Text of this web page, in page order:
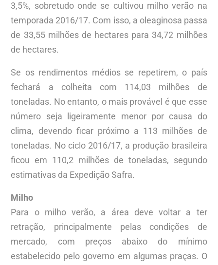
3,5%, sobretudo onde se cultivou milho verão na
temporada 2016/17. Com isso, a oleaginosa passa
de 33,55 milhões de hectares para 34,72 milhões
de hectares.
Se os rendimentos médios se repetirem, o país
fechará a colheita com 114,03 milhões de
toneladas. No entanto, o mais provável é que esse
número seja ligeiramente menor por causa do
clima, devendo ficar próximo a 113 milhões de
toneladas. No ciclo 2016/17, a produção brasileira
ficou em 110,2 milhões de toneladas, segundo
estimativas da Expedição Safra.
Milho
Para o milho verão, a área deve voltar a ter
retração, principalmente pelas condições de
mercado, com preços abaixo do mínimo
estabelecido pelo governo em algumas praças. O